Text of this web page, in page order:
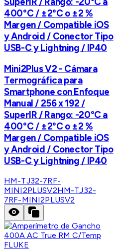
400°C / ±2°C o ±2 %
Margen / Compatible iOS
y Android / Conector Tipo
USB-C y Lightning / IP40
Mini2Plus V2 - Cámara
Termográfica para
Smartphone con Enfoque
Manual / 256 x 192 /
SuperIR / Rango: -20°C a
400°C / ±2°C o ±2 %
Margen / Compatible iOS
y Android / Conector Tipo
USB-C y Lightning / IP40
HM-TJ32-7RF-
MINI2PLUSV2HM-TJ32-
7RF-MINI2PLUSV2
FLUKE